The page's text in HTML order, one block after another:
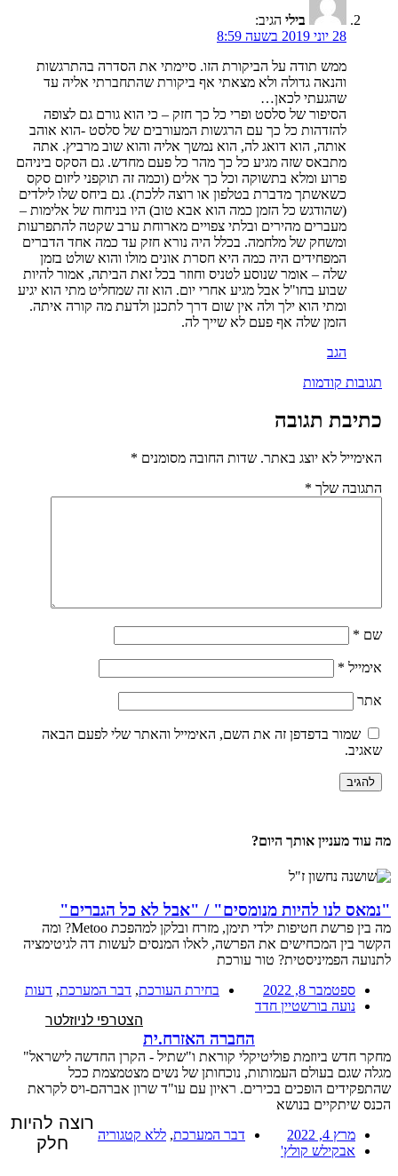
בילי הגיב:
28 יוני 2019 בשעה 8:59
ממש תודה על הביקורת הזו. סיימתי את הסדרה בהתרגשות
והנאה גדולה ולא מצאתי אף ביקורת שהתחברתי אליה עד
שהגעתי לכאן…
הסיפור של סלסט ופרי כל כך חזק – כי הוא גורם גם לצופה
להזדהות כל כך עם הרגשות המעורבים של סלסט -הוא אוהב
אותה, הוא דואג לה, הוא נמשך אליה והוא שוב מרביץ. אתה
מתבאס שזה מגיע כל כך מהר כל פעם מחדש. גם הסקס ביניהם
פרוע ומלא בתשוקה וכל כך אלים (וכמה זה תוקפני ליזום סקס
כשאשתך מדברת בטלפון או רוצה ללכת). גם ביחס שלו לילדים
(שהודגש כל הזמן כמה הוא אבא טוב) היו בניחוח של אלימות –
מעברים מהירים ובלתי צפויים מארוחת ערב שקטה להתפרעות
ומשחק של מלחמה. בכלל היה נורא חזק עד כמה אחד הדברים
המפחידים היה כמה היא חסרת אונים מולו והוא שולט בזמן
שלה – אומר שנוסע לטניס וחוזר בכל זאת הביתה, אמור להיות
שבוע בחו"ל אבל מגיע אחרי יום. הוא זה שמחליט מתי הוא יגיע
ומתי הוא ילך ולה אין שום דרך לתכנן ולדעת מה קורה איתה.
הזמן שלה אף פעם לא שייך לה.
הגב
ניווט
בתגובות
תגובות קודמות
כתיבת תגובה
האימייל לא יוצג באתר. שדות החובה מסומנים *
התגובה שלך *
שם *
אימייל *
אתר
שמור בדפדפן זה את השם, האימייל והאתר שלי לפעם הבאה
שאגיב.
מה עוד מעניין אותך היום?
"נמאס לנו להיות מנומסים" / "אבל לא כל הגברים"
מה בין פרשת חטיפות ילדי תימן, מזרח ובלקן למהפכת Metoo? ומה
הקשר בין המכחישים את הפרשה, לאלו המנסים לעשות דה לגיטימציה
לתנועה הפמיניסטית? טור עורכת
ספטמבר 8, 2022
נועה בורשטיין חדד
בחירת העורכת, דבר המערכת, דעות
החברה האזרח.ית
מחקר חדש ביוזמת פוליטיקלי קוראת ו"שתיל - הקרן החדשה לישראל"
מגלה שגם בעולם העמותות, נוכחותן של נשים מצטמצמת ככל
שהתפקידים הופכים בכירים. ראיון עם עו"ד שרון אברהם-ויס לקראת
הכנס שיתקיים בנושא
מרץ 4, 2022
אבקילש קולץ'
דבר המערכת, ללא קטגוריה
הצטרפי לניוזלטר
רוצה להיות
חלק